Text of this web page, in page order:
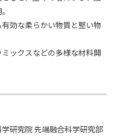
生支援
官連携
効な柔らかい物質と堅い物
ックスなどの多様な材料開
研究院 先端融合科学研究部